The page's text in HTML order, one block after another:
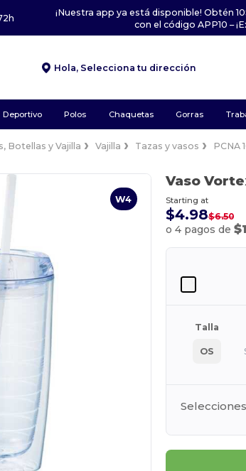
¡Nuestra app ya está disponible! Obtén
con el código APP10 –
Hola, Selecciona tu dirección
Deportivo Polos Chaquetas Gorras
Botellas y Vajilla Vajilla Tazas y vasos PCNA
W4
Vaso
Starting at
$4.98$6.50
o 4 pagos de
Talla
OS